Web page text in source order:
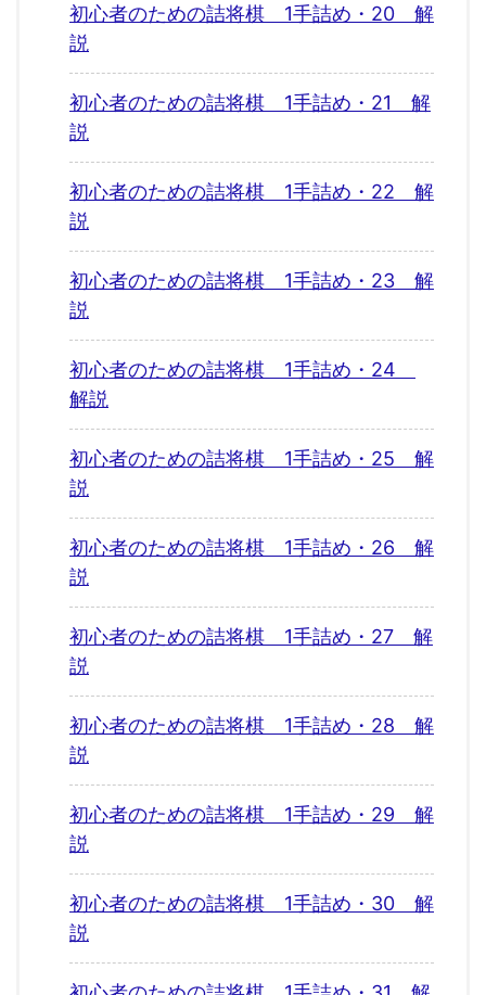
初心者のための詰将棋 1手詰め・20 解
説
初心者のための詰将棋 1手詰め・21 解
説
初心者のための詰将棋 1手詰め・22 解
説
初心者のための詰将棋 1手詰め・23 解
説
初心者のための詰将棋 1手詰め・24
解説
初心者のための詰将棋 1手詰め・25 解
説
初心者のための詰将棋 1手詰め・26 解
説
初心者のための詰将棋 1手詰め・27 解
説
初心者のための詰将棋 1手詰め・28 解
説
初心者のための詰将棋 1手詰め・29 解
説
初心者のための詰将棋 1手詰め・30 解
説